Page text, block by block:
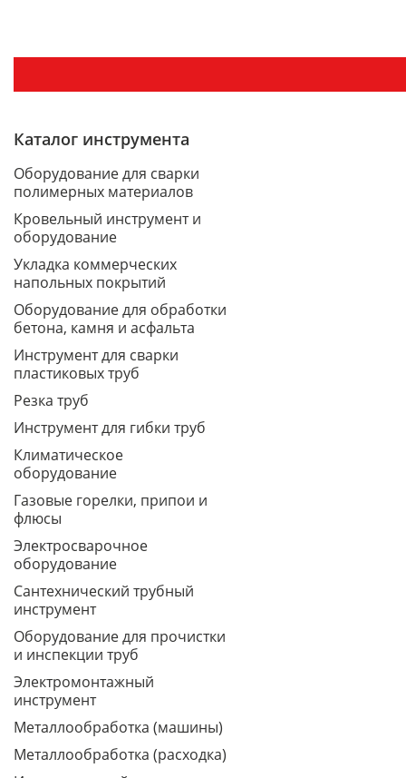
Каталог инструмента
Оборудование для сварки
полимерных материалов
Кровельный инструмент и
оборудование
Укладка коммерческих
напольных покрытий
Оборудование для обработки
бетона, камня и асфальта
Инструмент для сварки
пластиковых труб
Резка труб
Инструмент для гибки труб
Климатическое
оборудование
Газовые горелки, припои и
флюсы
Электросварочное
оборудование
Сантехнический трубный
инструмент
Оборудование для прочистки
и инспекции труб
Электромонтажный
инструмент
Металлообработка (машины)
Металлообработка (расходка)